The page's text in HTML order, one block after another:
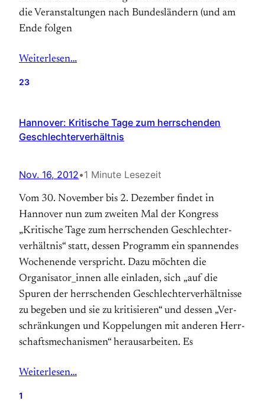
die Veranstaltungen nach Bundesländern (und am
Ende folgen
Weiterlesen…
23
Hannover: Kritische Tage zum herrschenden
Geschlechterverhältnis
Nov. 16, 2012•1 Minute Lesezeit
Vom 30. November bis 2. Dezember findet in
Hannover nun zum zweiten Mal der Kongress
„Kritische Tage zum herrschenden Geschlechter­
verhältnis“ statt, dessen Programm ein spannendes
Wochen­ende ver­spricht. Dazu möchten die
Organisator_innen alle einladen, sich „auf die
Spuren der herr­schenden Geschlechter­verhältnisse
zu begeben und sie zu kritisieren“ und dessen „Ver­
schränkungen und Koppelungen mit anderen Herr­
schafts­mechanismen“ heraus­arbeiten. Es
Weiterlesen…
1